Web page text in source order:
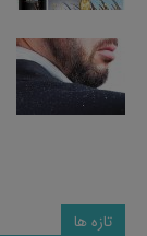
تازه ها